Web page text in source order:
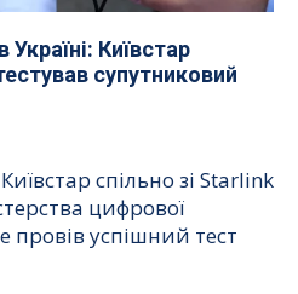
Київстар
супутниковий
спільно зі Starlink
цифрової
провів успішний тест